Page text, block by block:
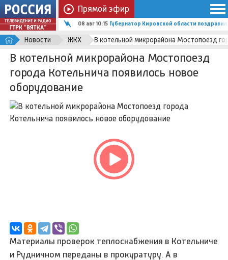
Прямой эфир
08 авг 10:15 Губернатор Кировской области
Новости ЖКХ В котельной микрорайона Мостопоезд
В котельной микрорайона Мостопоезд
города Котельнича появилось новое
оборудование
Материалы проверок теплоснабжения в Котельниче
и Рудничном переданы в прокуратуру. А в